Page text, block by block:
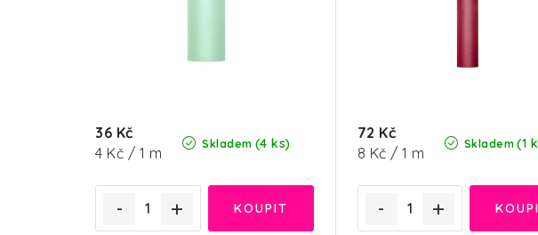
Skladem (4 ks)
36 Kč
Měrná
4 Kč / 1 m Skladem (1
72 Kč
Měrná
8 Kč / 1 m